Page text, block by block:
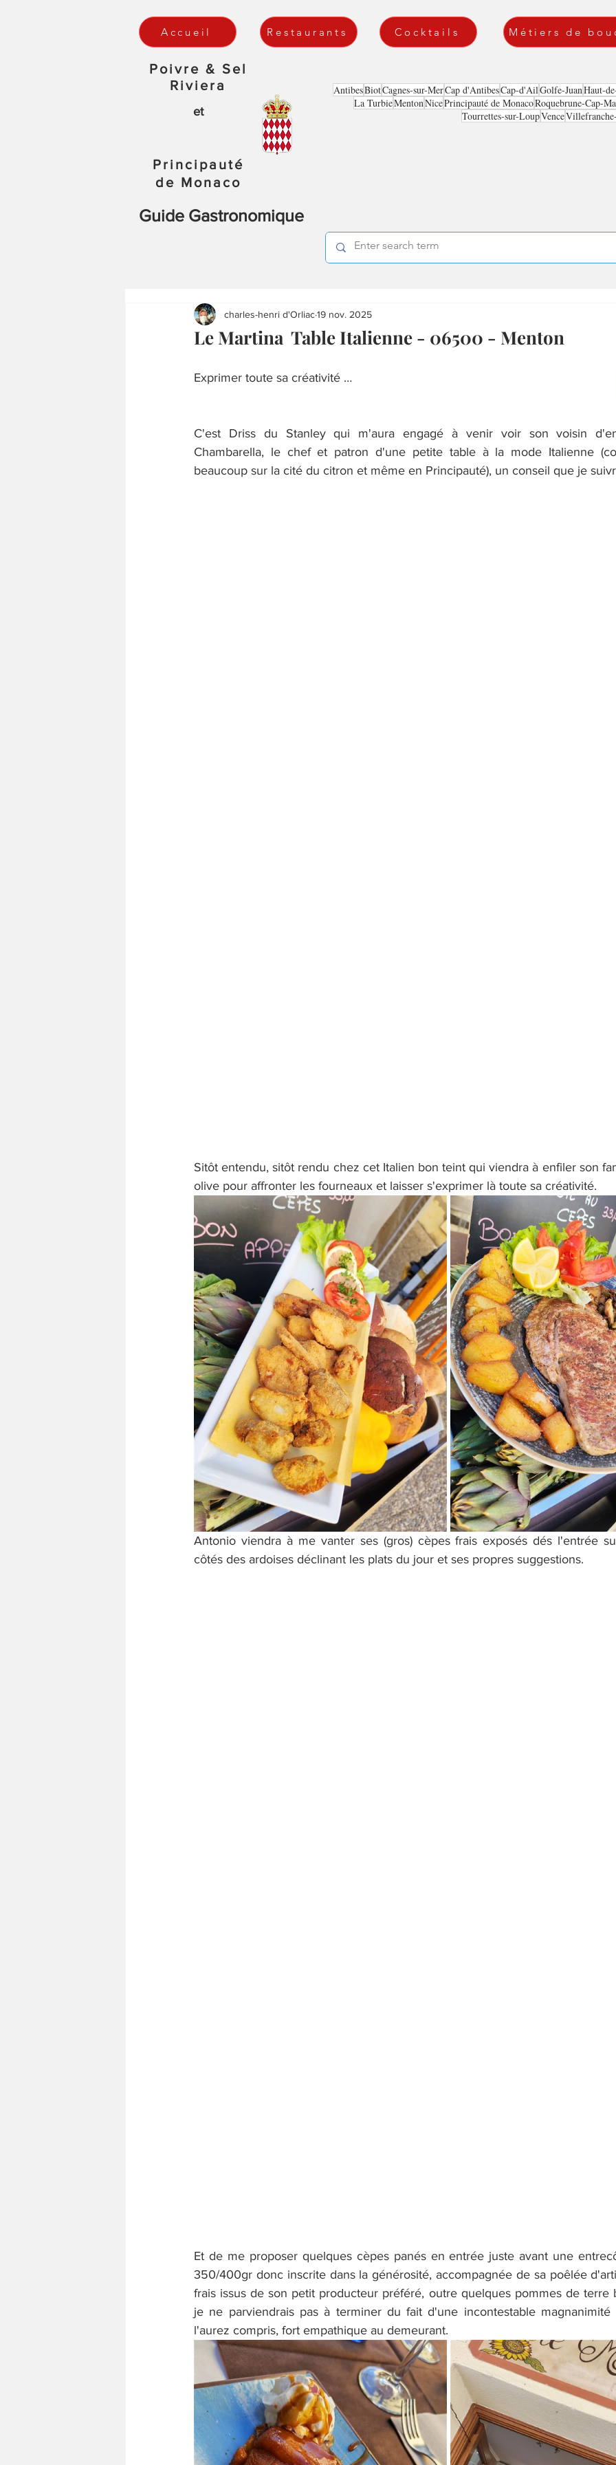
Accueil Restaurants Cocktails Métiers de
Poivre & Sel
Riviera
et
Principauté
de Monaco
Guide Gastronomique
AntibesBiotCagnes-sur-MerCap d'AntibesCap-d'AilGolfe-JuanHaut-
La TurbieMentonNicePrincipauté de MonacoRoquebrune-Cap-
Tourrettes-sur-LoupVence
Le Martina Table Italienne - 06500 - Menton
charles-henri d'Orliac19 nov. 2025
Exprimer toute sa créativité …
C'est Driss du Stanley qui m'aura engagé à venir voir son voisin
Chambarella, le chef et patron d'une petite table à la mode Italienne
beaucoup sur la cité du citron et même en Principauté), un conseil que je
Sitôt entendu, sitôt rendu chez cet Italien bon teint qui viendra à enfiler son
olive pour affronter les fourneaux et laisser s'exprimer là toute sa créativité.
Antonio viendra à me vanter ses (gros) cèpes frais exposés dés l'entrée
côtés des ardoises déclinant les plats du jour et ses propres suggestions.
Et de me proposer quelques cèpes panés en entrée juste avant une
350/400gr donc inscrite dans la générosité, accompagnée de sa poêlée
frais issus de son petit producteur préféré, outre quelques pommes de terre
je ne parviendrais pas à terminer du fait d'une incontestable
l'aurez compris, fort empathique au demeurant.